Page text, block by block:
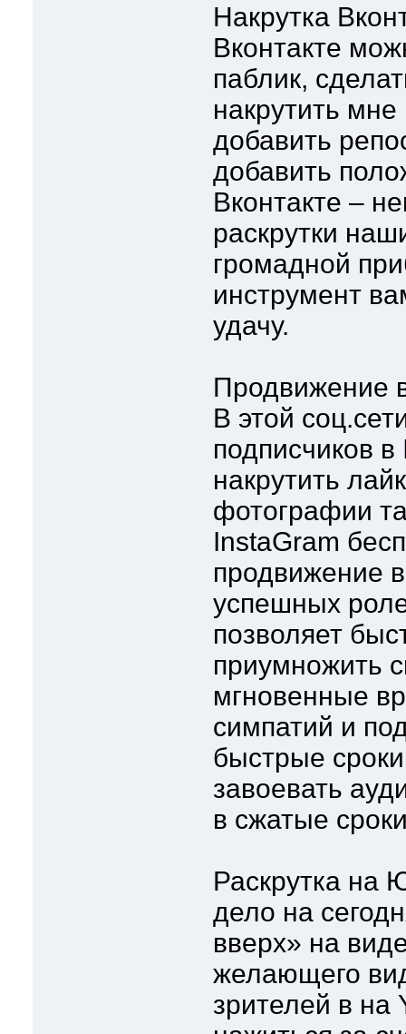
Накрутка
Вконтакте
паблик,
накрутить мне
добавить
добавить
Вконтакте –
раскрутки
громадной
инструмент
удачу.
Продвижение
В этой
подписчиков в
накрутить
фотографии
InstaGram
продвижение
успешных
позволяет
приумножить
мгновенные
симпатий и
быстрые
завоевать
в сжатые
Раскрутка на
дело на
вверх» на
желающего
зрителей в на